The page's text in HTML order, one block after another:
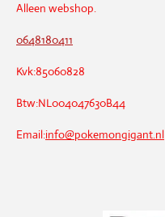
Alleen webshop.
0648180411
Kvk:85060828
Btw:NL004047630B44
Email:info@pokemongigant.nl